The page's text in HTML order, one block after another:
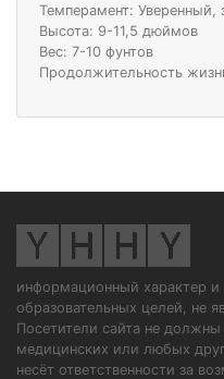
Темперамент: Уверенный,
Высота: 9-11,5 дюймов
Вес: 7-10 фунтов
Продолжительность
информационный характер и
образовательных целей, не
Посетители сайта не должны
медицинских или любых
несёт ответственности за